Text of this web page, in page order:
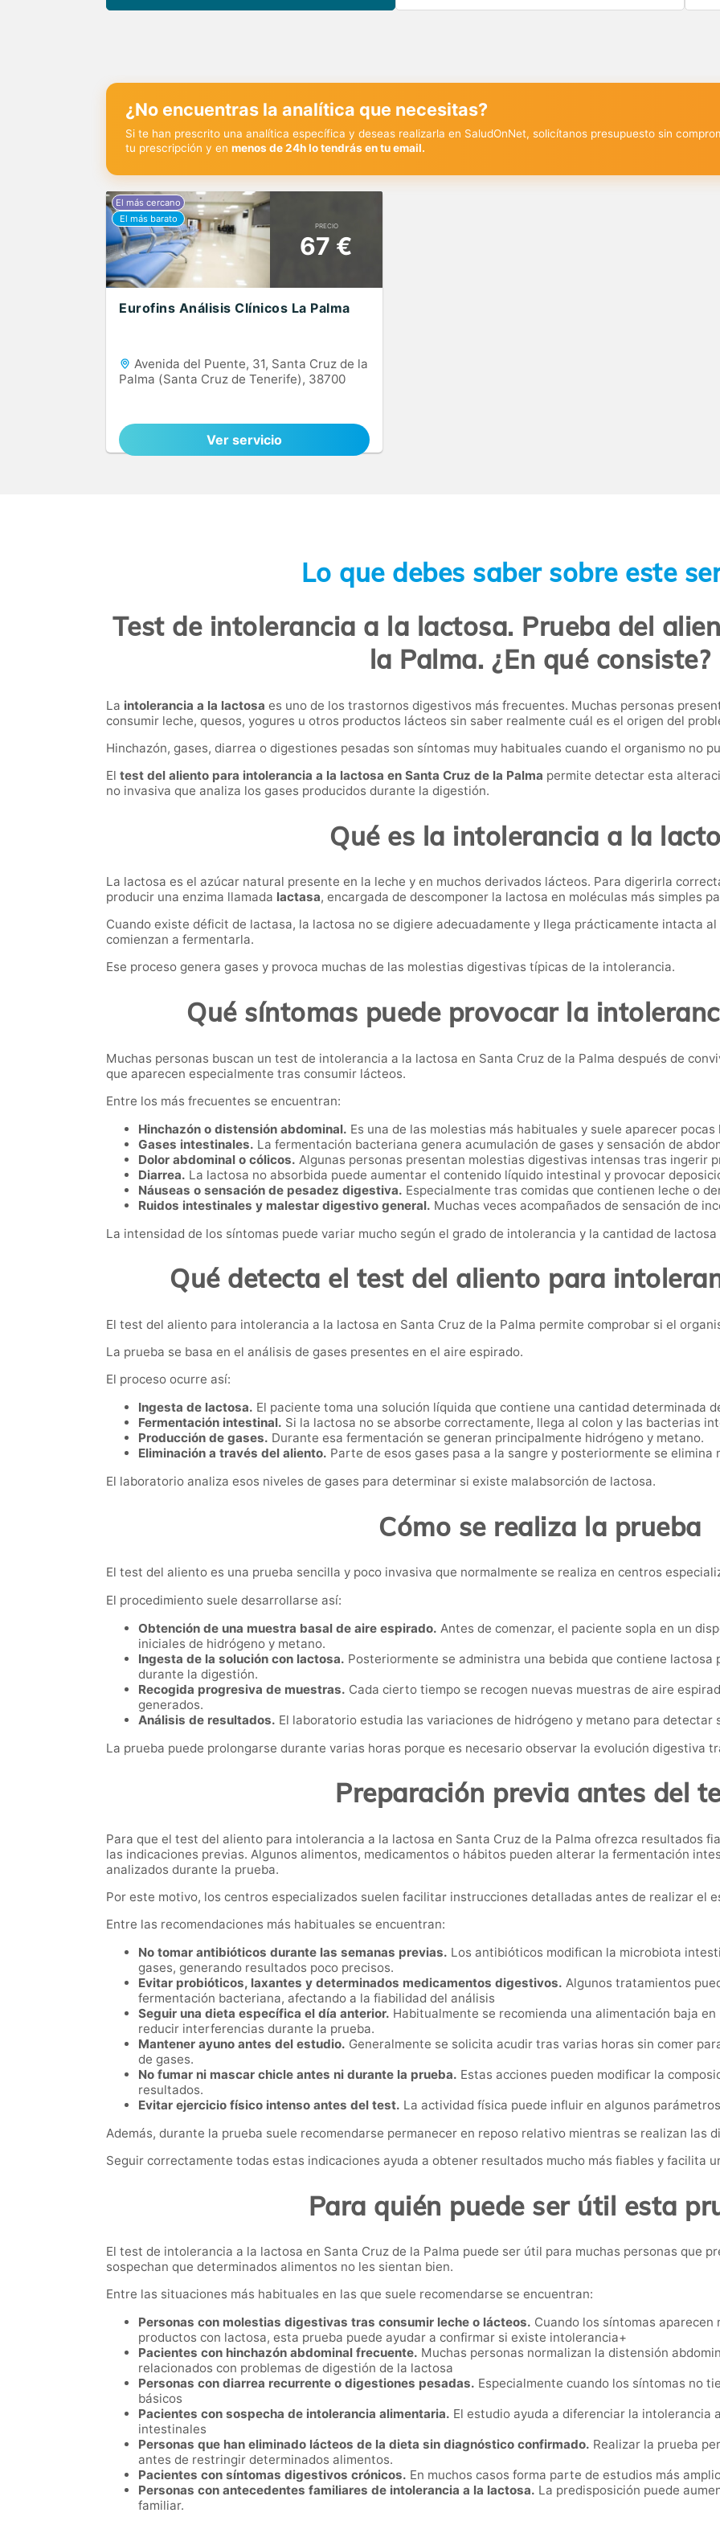
¿No encuentras la analítica que necesitas?
Si te han prescrito una analítica específica y deseas realizarla en SaludOnNet, solicítanos presupuesto sin
tu prescripción y en menos de 24h lo tendrás en tu email.
PRECIO
67 €
Eurofins Análisis Clínicos La Palma
Avenida del Puente, 31, Santa Cruz de la
Palma (Santa Cruz de Tenerife), 38700
Ver servicio
Lo que debes saber sobre este
Test de intolerancia a la lactosa. Prueba del
la Palma. ¿En qué consiste?
La intolerancia a la lactosa es uno de los trastornos digestivos más frecuentes. Muchas personas
consumir leche, quesos, yogures u otros productos lácteos sin saber realmente cuál es el origen del
Hinchazón, gases, diarrea o digestiones pesadas son síntomas muy habituales cuando el organismo no
El test del aliento para intolerancia a la lactosa en Santa Cruz de la Palma permite detectar esta
no invasiva que analiza los gases producidos durante la digestión.
Qué es la intolerancia a la
La lactosa es el azúcar natural presente en la leche y en muchos derivados lácteos. Para digerirla
producir una enzima llamada lactasa, encargada de descomponer la lactosa en moléculas más simples
Cuando existe déficit de lactasa, la lactosa no se digiere adecuadamente y llega prácticamente intacta
comienzan a fermentarla.
Ese proceso genera gases y provoca muchas de las molestias digestivas típicas de la intolerancia.
Qué síntomas puede provocar la
Muchas personas buscan un test de intolerancia a la lactosa en Santa Cruz de la Palma después de
que aparecen especialmente tras consumir lácteos.
Entre los más frecuentes se encuentran:
Hinchazón o distensión abdominal. Es una de las molestias más habituales y suele aparecer
Gases intestinales. La fermentación bacteriana genera acumulación de gases y sensación de
Dolor abdominal o cólicos. Algunas personas presentan molestias digestivas intensas tras ingerir
Diarrea. La lactosa no absorbida puede aumentar el contenido líquido intestinal y provocar
Náuseas o sensación de pesadez digestiva. Especialmente tras comidas que contienen leche o
Ruidos intestinales y malestar digestivo general. Muchas veces acompañados de sensación de
La intensidad de los síntomas puede variar mucho según el grado de intolerancia y la cantidad de lactosa
Qué detecta el test del aliento para
El test del aliento para intolerancia a la lactosa en Santa Cruz de la Palma permite comprobar si el
La prueba se basa en el análisis de gases presentes en el aire espirado.
El proceso ocurre así:
Ingesta de lactosa. El paciente toma una solución líquida que contiene una cantidad determinada
Fermentación intestinal. Si la lactosa no se absorbe correctamente, llega al colon y las bacterias
Producción de gases. Durante esa fermentación se generan principalmente hidrógeno y metano.
Eliminación a través del aliento. Parte de esos gases pasa a la sangre y posteriormente se elimina
El laboratorio analiza esos niveles de gases para determinar si existe malabsorción de lactosa.
Cómo se realiza la prueba
El test del aliento es una prueba sencilla y poco invasiva que normalmente se realiza en centros
El procedimiento suele desarrollarse así:
Obtención de una muestra basal de aire espirado. Antes de comenzar, el paciente sopla en un
iniciales de hidrógeno y metano.
Ingesta de la solución con lactosa. Posteriormente se administra una bebida que contiene lactosa
durante la digestión.
Recogida progresiva de muestras. Cada cierto tiempo se recogen nuevas muestras de aire
generados.
Análisis de resultados. El laboratorio estudia las variaciones de hidrógeno y metano para
La prueba puede prolongarse durante varias horas porque es necesario observar la evolución digestiva
Preparación previa antes del
Para que el test del aliento para intolerancia a la lactosa en Santa Cruz de la Palma ofrezca resultados
las indicaciones previas. Algunos alimentos, medicamentos o hábitos pueden alterar la fermentación
analizados durante la prueba.
Por este motivo, los centros especializados suelen facilitar instrucciones detalladas antes de realizar el
Entre las recomendaciones más habituales se encuentran:
No tomar antibióticos durante las semanas previas. Los antibióticos modifican la microbiota
gases, generando resultados poco precisos.
Evitar probióticos, laxantes y determinados medicamentos digestivos. Algunos tratamientos
fermentación bacteriana, afectando a la fiabilidad del análisis
Seguir una dieta específica el día anterior. Habitualmente se recomienda una alimentación baja
reducir interferencias durante la prueba.
Mantener ayuno antes del estudio. Generalmente se solicita acudir tras varias horas sin comer
de gases.
No fumar ni mascar chicle antes ni durante la prueba. Estas acciones pueden modificar la
resultados.
Evitar ejercicio físico intenso antes del test. La actividad física puede influir en algunos
Además, durante la prueba suele recomendarse permanecer en reposo relativo mientras se realizan las
Seguir correctamente todas estas indicaciones ayuda a obtener resultados mucho más fiables y facilita
Para quién puede ser útil esta
El test de intolerancia a la lactosa en Santa Cruz de la Palma puede ser útil para muchas personas que
sospechan que determinados alimentos no les sientan bien.
Entre las situaciones más habituales en las que suele recomendarse se encuentran:
Personas con molestias digestivas tras consumir leche o lácteos. Cuando los síntomas
productos con lactosa, esta prueba puede ayudar a confirmar si existe intolerancia+
Pacientes con hinchazón abdominal frecuente. Muchas personas normalizan la distensión
relacionados con problemas de digestión de la lactosa
Personas con diarrea recurrente o digestiones pesadas. Especialmente cuando los síntomas no
básicos
Pacientes con sospecha de intolerancia alimentaria. El estudio ayuda a diferenciar la intolerancia
intestinales
Personas que han eliminado lácteos de la dieta sin diagnóstico confirmado. Realizar la prueba
antes de restringir determinados alimentos.
Pacientes con síntomas digestivos crónicos. En muchos casos forma parte de estudios más
Personas con antecedentes familiares de intolerancia a la lactosa. La predisposición puede
familiar.